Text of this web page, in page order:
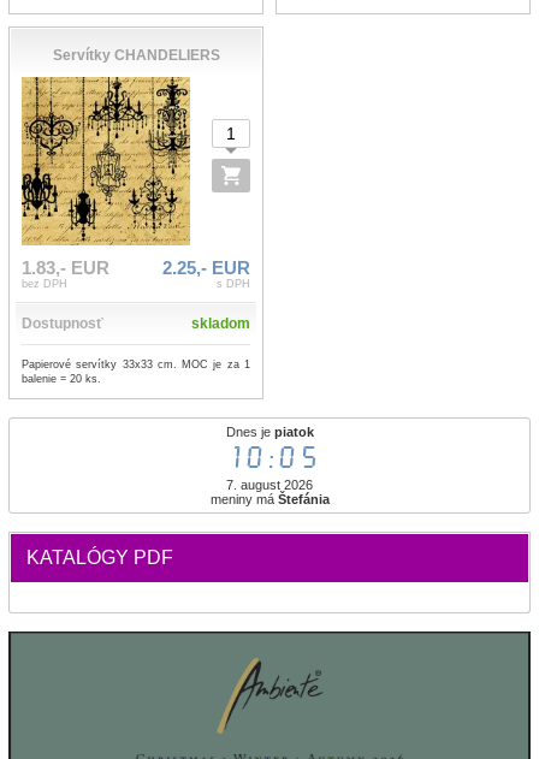
Dnes je piatok
10:05
7. august 2026
meniny má Štefánia
KATALÓGY PDF
Servítky CHANDELIERS
1.83,- EUR
bez DPH
2.25,- EUR
s DPH
Dostupnosť skladom
Papierové servítky 33x33 cm. MOC je za 1
balenie = 20 ks.